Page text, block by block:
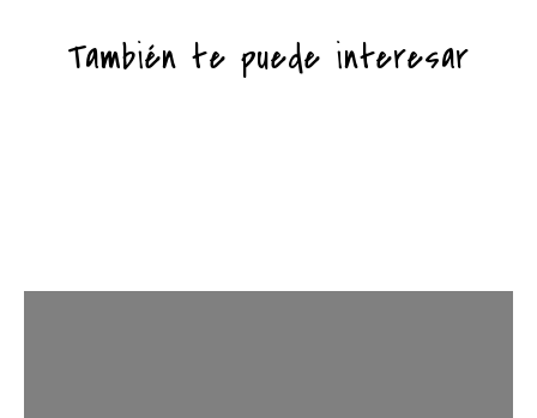
También te puede interesar